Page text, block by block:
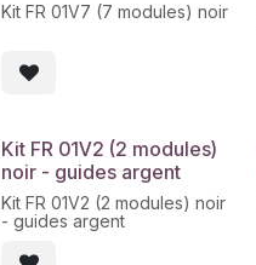
Kit FR 01V7 (7 modules) noir
Kit FR 01V2 (2 modules)
noir - guides argent
Kit FR 01V2 (2 modules) noir
- guides argent